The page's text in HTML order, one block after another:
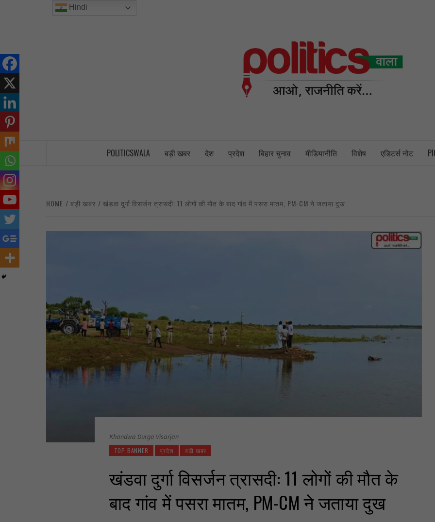
POLITICSWALA बड़ी खबर देश प्रदेश बिहार चुनाव मीडियानीति विशेष एडिटर्स नोट
HOME बड़ी खबर खंडवा दुर्गा विसर्जन त्रासदी: 11 लोगों की मौत के बाद गांव में पसरा मातम, PM-CM ने जताया दुख
Khandwa Durga Visarjan
TOP BANNER प्रदेश बड़ी खबर
खंडवा दुर्गा विसर्जन त्रासदी: 11 लोगों की मौत के
बाद गांव में पसरा मातम, PM-CM ने जताया दुख
Hindi